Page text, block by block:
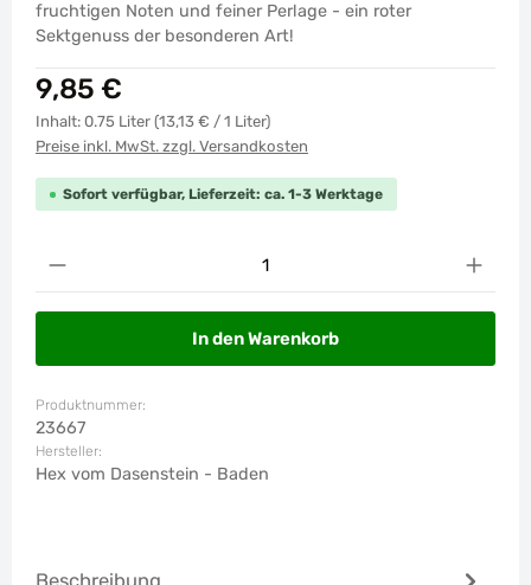
fruchtigen Noten und feiner Perlage - ein roter
Sektgenuss der besonderen Art!
Regulärer Preis:
9,85 €
Inhalt: 0.75 Liter (13,13 € / 1 Liter)
Preise inkl. MwSt. zzgl. Versandkosten
Sofort verfügbar, Lieferzeit: ca. 1-3 Werktage
Produkt Anzahl: Gib den gewünschten Wert
In den Warenkorb
Produktnummer:
23667
Hersteller:
Hex vom Dasenstein - Baden
Beschreibung